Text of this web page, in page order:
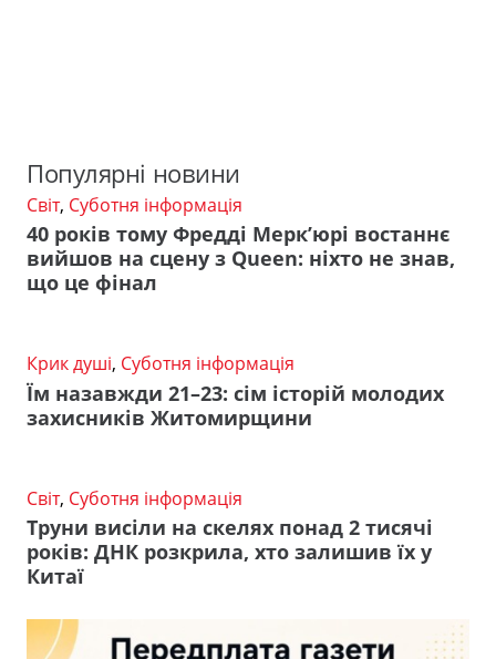
Популярні новини
Світ, Суботня інформація
40 років тому Фредді Мерк’юрі востаннє
вийшов на сцену з Queen: ніхто не знав,
що це фінал
Крик душі, Суботня інформація
Їм назавжди 21–23: сім історій молодих
захисників Житомирщини
Світ, Суботня інформація
Труни висіли на скелях понад 2 тисячі
років: ДНК розкрила, хто залишив їх у
Китаї